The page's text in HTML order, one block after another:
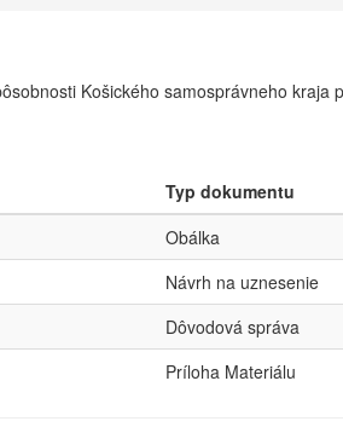
Košického samosprávneho kraja
Typ dokumentu
Obálka
Návrh na uznesenie
Dôvodová správa
Príloha Materiálu